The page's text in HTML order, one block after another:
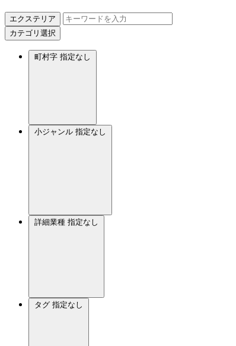
エクステリア
カテゴリ選択
町村字 指定なし
小ジャンル 指定なし
詳細業種 指定なし
タグ 指定なし